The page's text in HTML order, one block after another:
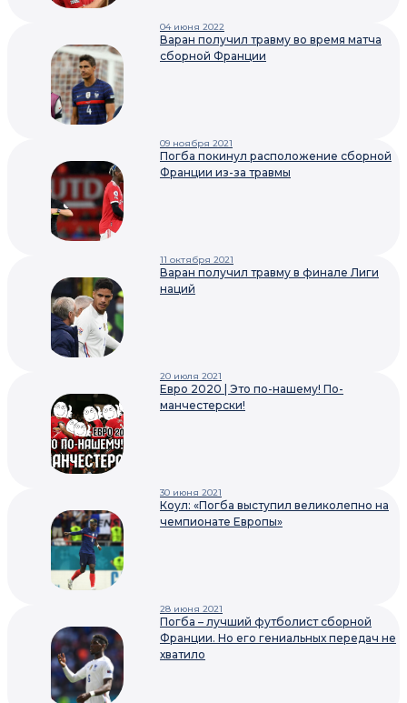
04 июня 2022
Варан получил травму во время матча
сборной Франции
09 ноября 2021
Погба покинул расположение сборной
Франции из-за травмы
11 октября 2021
Варан получил травму в финале Лиги
наций
20 июля 2021
Евро 2020 | Это по-нашему! По-
манчестерски!
30 июня 2021
Коул: «Погба выступил великолепно на
чемпионате Европы»
28 июня 2021
Погба – лучший футболист сборной
Франции. Но его гениальных передач не
хватило